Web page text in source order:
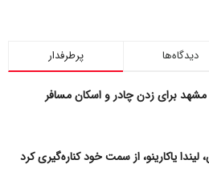
پرطرفدار دیدگاه‌ها
یاکارینو، از سمت خود کناره‌گیری کرد